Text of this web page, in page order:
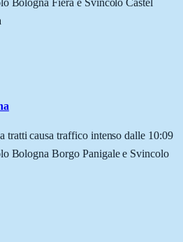
tratti causa traffico intenso dalle 10:09
Bologna Borgo Panigale e Svincolo